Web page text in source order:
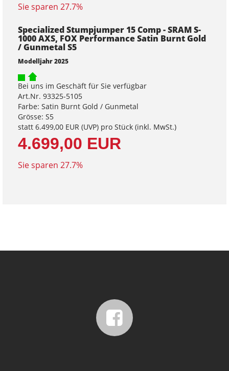
Sie sparen 27.7%
Specialized Stumpjumper 15 Comp - SRAM S-
1000 AXS, FOX Performance Satin Burnt Gold
/ Gunmetal S5
Modelljahr 2025
Bei uns im Geschäft für Sie verfügbar
Art.Nr. 93325-5105
Farbe: Satin Burnt Gold / Gunmetal
Grösse: S5
statt 6.499,00 EUR (UVP) pro Stück (inkl. MwSt.)
4.699,00 EUR
Sie sparen 27.7%